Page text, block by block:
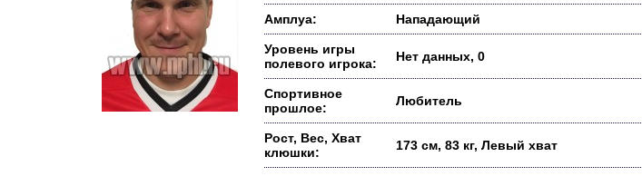
Амплуа: Нападающий
Уровень игры
полевого игрока:
Нет данных, 0
Спортивное
прошлое:
Любитель
Рост, Вес, Хват
клюшки:
173 см, 83 кг, Левый хват